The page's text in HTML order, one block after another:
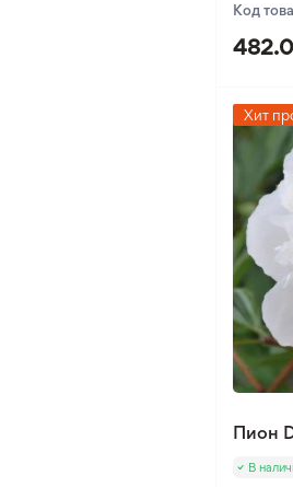
Код
Хит
Пион
В